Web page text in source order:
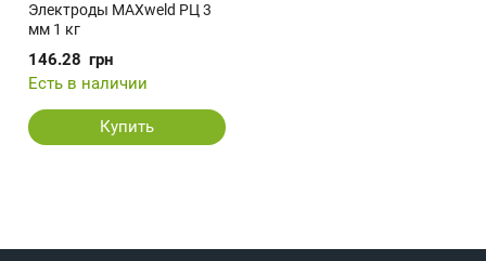
Электроды MAXweld РЦ 3
мм 1 кг
146.28 грн
Есть в наличии
Купить